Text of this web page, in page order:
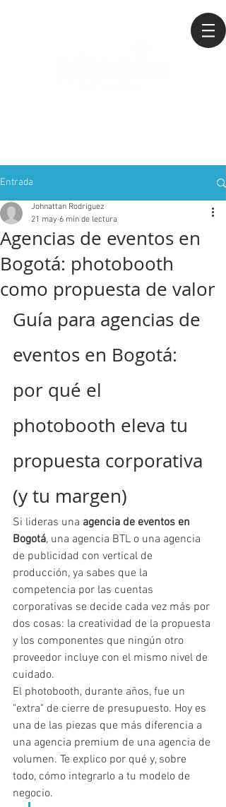
Entrada
Agencias de eventos en
Bogotá: photobooth
como propuesta de valor
Johnattan Rodriguez
21 may 6 min de lectura
Guía para agencias de
eventos en Bogotá:
por qué el
photobooth eleva tu
propuesta corporativa
(y tu margen)
Si lideras una agencia de eventos en
Bogotá, una agencia BTL o una agencia
de publicidad con vertical de
producción, ya sabes que la
competencia por las cuentas
corporativas se decide cada vez más por
dos cosas: la creatividad de la propuesta
y los componentes que ningún otro
proveedor incluye con el mismo nivel de
cuidado.
El photobooth, durante años, fue un
"extra" de cierre de presupuesto. Hoy es
una de las piezas que más diferencia a
una agencia premium de una agencia de
volumen. Te explico por qué y, sobre
todo, cómo integrarlo a tu modelo de
negocio.